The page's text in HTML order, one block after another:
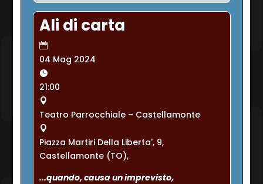
Ali di carta
04 Mag 2024
21:00
Teatro Parrocchiale – Castellamonte
Piazza Martiri Della Liberta', 9,
Castellamonte (TO),
...quando, causa un imprevisto,